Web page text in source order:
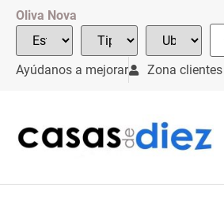
Oliva Nova
Ayúdanos a mejorar Zona clientes